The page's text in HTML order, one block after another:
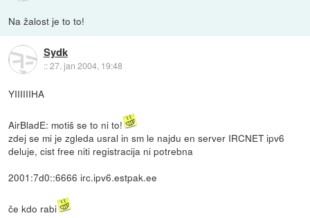
Na žalost je to to!
Sydk
::27. jan 2004, 19:48
YIIIIIIHA
AirBladE: motiš se to ni to!
zdej se mi je zgleda usral in sm le najdu en server IRCNET ipv6
deluje, cist free niti registracija ni potrebna
2001:7d0::6666 irc.ipv6.estpak.ee
če kdo rabi